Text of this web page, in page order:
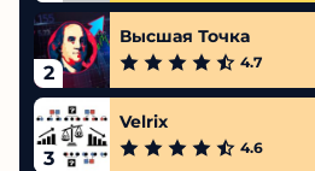
2
Высшая Точка
4.7
3
Velrix
4.6